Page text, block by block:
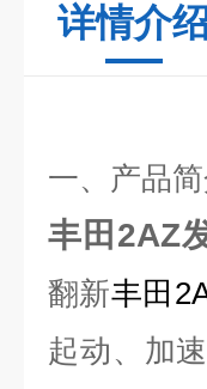
详情介
一、产品
丰田2AZ
翻新丰田
起动、加